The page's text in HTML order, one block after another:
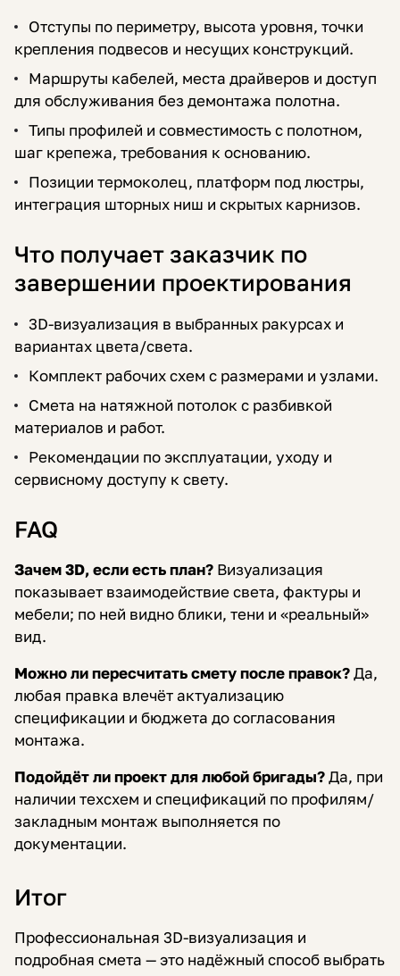
Отступы по периметру, высота уровня, точки
крепления подвесов и несущих конструкций.
Маршруты кабелей, места драйверов и доступ
для обслуживания без демонтажа полотна.
Типы профилей и совместимость с полотном,
шаг крепежа, требования к основанию.
Позиции термоколец, платформ под люстры,
интеграция шторных ниш и скрытых карнизов.
Что получает заказчик по
завершении проектирования
3D-визуализация в выбранных ракурсах и
вариантах цвета/света.
Комплект рабочих схем с размерами и узлами.
Смета на натяжной потолок с разбивкой
материалов и работ.
Рекомендации по эксплуатации, уходу и
сервисному доступу к свету.
FAQ
Зачем 3D, если есть план? Визуализация
показывает взаимодействие света, фактуры и
мебели; по ней видно блики, тени и «реальный»
вид.
Можно ли пересчитать смету после правок?Да,
любая правка влечёт актуализацию
спецификации и бюджета до согласования
монтажа.
Подойдёт ли проект для любой бригады?Да, при
наличии техсхем и спецификаций по профилям/
закладным монтаж выполняется по
документации.
Итог
Профессиональная 3D-визуализация и
подробная смета — это надёжный способ выбрать